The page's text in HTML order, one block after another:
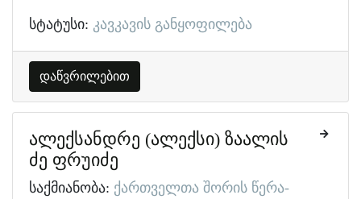
სტატუსი: კავკავის განყოფილება
დაწვრილებით
ალექსანდრე (ალექსი) ზაალის
ძე ფრუიძე
საქმიანობა: ქართველთა შორის წერა-